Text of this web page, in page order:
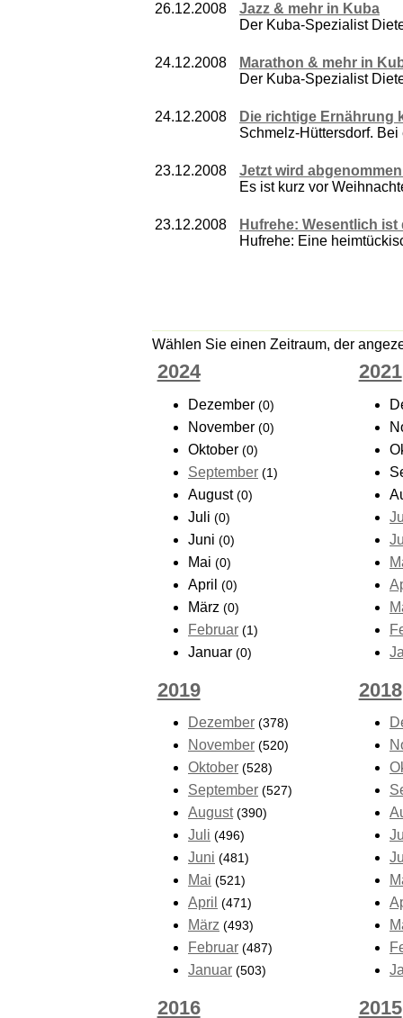
26.12.2008
Jazz & mehr in Kuba
Der Kuba-Spezialist
24.12.2008
Marathon & mehr in
Der Kuba-Spezialist
24.12.2008
Die richtige Ernährung
Schmelz-Hüttersdorf.
23.12.2008
Jetzt wird
Es ist kurz vor
23.12.2008
Hufrehe: Wesentlich
Hufrehe: Eine
Wählen Sie einen Zeitraum, der
2024
Dezember (0)
November (0)
Oktober (0)
September (1)
August (0)
Juli (0)
Juni (0)
Mai (0)
April (0)
März (0)
Februar (1)
Januar (0)
2021
2019
Dezember (378)
November (520)
Oktober (528)
September (527)
August (390)
Juli (496)
Juni (481)
Mai (521)
April (471)
März (493)
Februar (487)
Januar (503)
2018
2016 2015